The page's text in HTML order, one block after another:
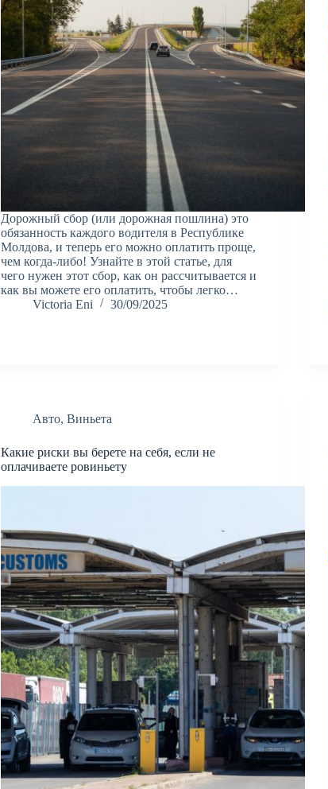
Дорожный сбор (или дорожная пошлина) это
обязанность каждого водителя в Республике
Молдова, и теперь его можно оплатить проще,
чем когда-либо! Узнайте в этой статье, для
чего нужен этот сбор, как он рассчитывается и
как вы можете его оплатить, чтобы легко…
Victoria Eni
30/09/2025
Авто,Виньета
Какие риски вы берете на себя, если не
оплачиваете ровиньету